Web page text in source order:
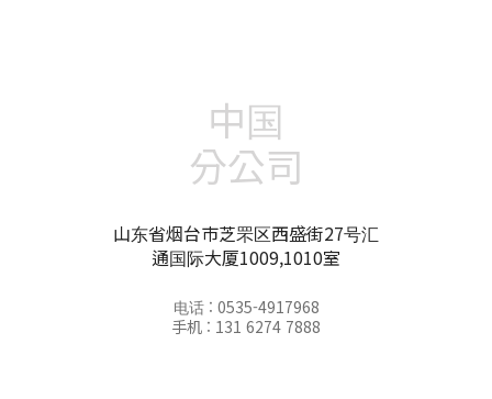
中国
分公司
山东省烟台市芝罘区西盛街27号汇
通国际大厦1009,1010室
电话 : 0535-4917968
手机 : 131 6274 7888